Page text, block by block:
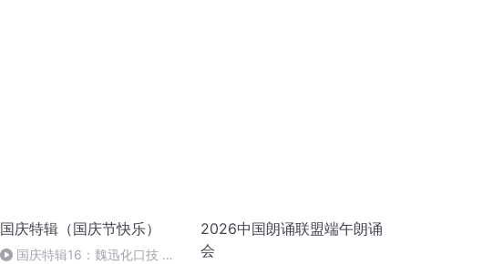
国庆特辑（国庆节快乐）
国庆特辑16：魏迅化口技 二
2026中国朗诵联盟端午朗诵
会